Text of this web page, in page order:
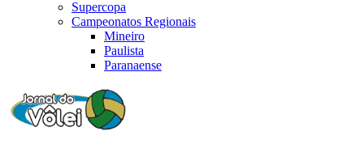
Supercopa
Campeonatos Regionais
Mineiro
Paulista
Paranaense